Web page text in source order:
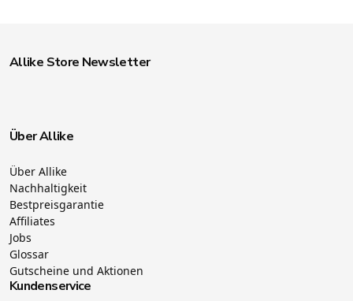
Allike Store Newsletter
Über Allike
Über Allike
Nachhaltigkeit
Bestpreisgarantie
Affiliates
Jobs
Glossar
Gutscheine und Aktionen
Kundenservice